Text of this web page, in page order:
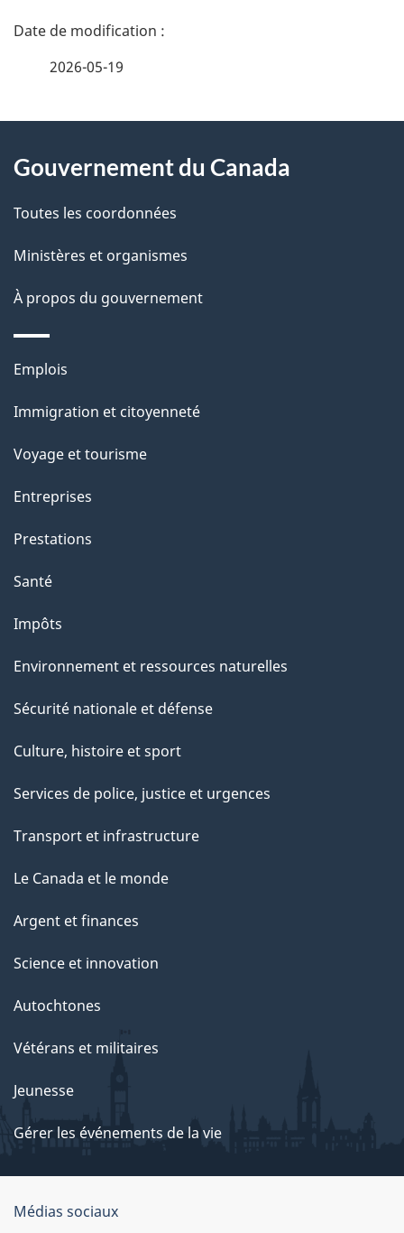
D
i
l
s
d
e
l
a
p
a
g
e
2026-05-19
propos
de
ce
site
Gouvernement du Canada
Toutes les coordonnées
Ministères et organismes
À propos du gouvernement
Thèmes
sujets
Emplois
Immigration et citoyenneté
Voyage et tourisme
Entreprises
Prestations
Santé
Impôts
Environnement et ressources naturelles
Sécurité nationale et défense
Culture, histoire et sport
Services de police, justice et urgences
Transport et infrastructure
Le Canada et le monde
Argent et finances
Science et innovation
Autochtones
Vétérans et militaires
Jeunesse
Gérer les événements de la vie
Organisation
Médias sociaux